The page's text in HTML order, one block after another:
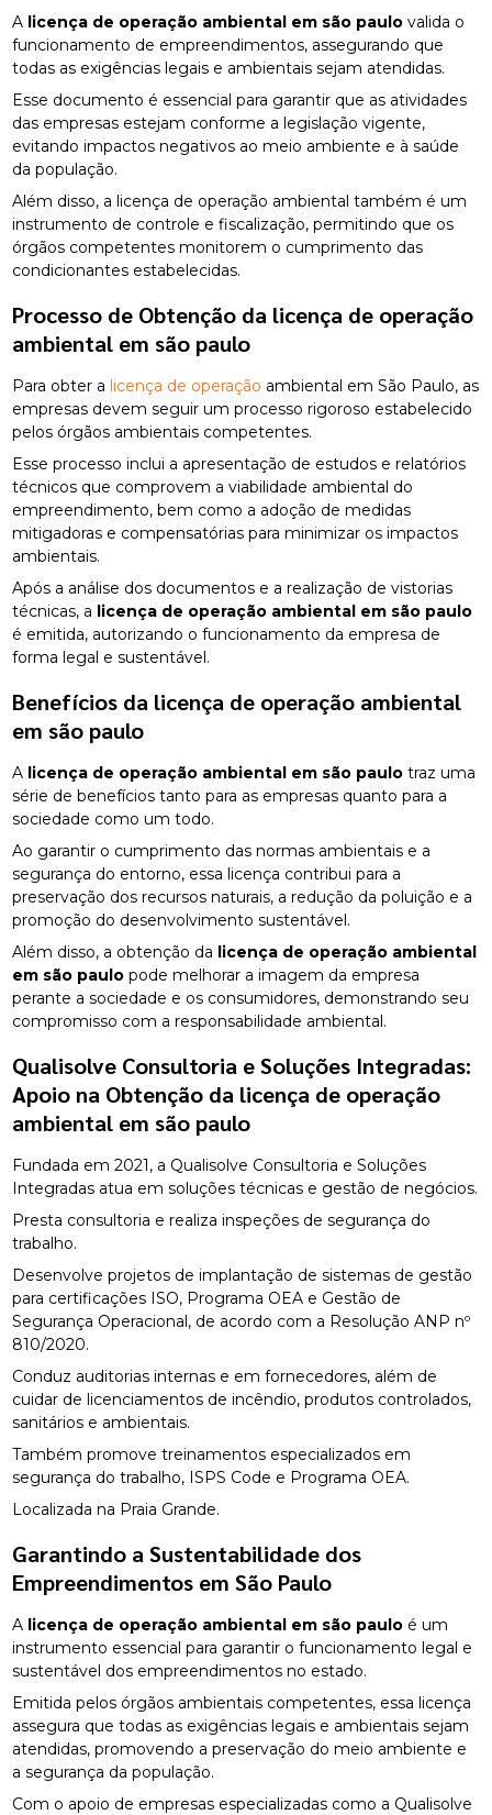
A licença de operação ambiental em são paulo valida o
funcionamento de empreendimentos, assegurando que
todas as exigências legais e ambientais sejam atendidas.
Esse documento é essencial para garantir que as atividades
das empresas estejam conforme a legislação vigente,
evitando impactos negativos ao meio ambiente e à saúde
da população.
Além disso, a licença de operação ambiental também é um
instrumento de controle e fiscalização, permitindo que os
órgãos competentes monitorem o cumprimento das
condicionantes estabelecidas.
Processo de Obtenção da licença de operação
ambiental em são paulo
Para obter a licença de operação ambiental em São Paulo, as
empresas devem seguir um processo rigoroso estabelecido
pelos órgãos ambientais competentes.
Esse processo inclui a apresentação de estudos e relatórios
técnicos que comprovem a viabilidade ambiental do
empreendimento, bem como a adoção de medidas
mitigadoras e compensatórias para minimizar os impactos
ambientais.
Após a análise dos documentos e a realização de vistorias
técnicas, a licença de operação ambiental em são paulo
é emitida, autorizando o funcionamento da empresa de
forma legal e sustentável.
Benefícios da licença de operação ambiental
em são paulo
A licença de operação ambiental em são paulo traz uma
série de benefícios tanto para as empresas quanto para a
sociedade como um todo.
Ao garantir o cumprimento das normas ambientais e a
segurança do entorno, essa licença contribui para a
preservação dos recursos naturais, a redução da poluição e a
promoção do desenvolvimento sustentável.
Além disso, a obtenção da licença de operação ambiental
em são paulo pode melhorar a imagem da empresa
perante a sociedade e os consumidores, demonstrando seu
compromisso com a responsabilidade ambiental.
Qualisolve Consultoria e Soluções Integradas:
Apoio na Obtenção da licença de operação
ambiental em são paulo
Fundada em 2021, a Qualisolve Consultoria e Soluções
Integradas atua em soluções técnicas e gestão de negócios.
Presta consultoria e realiza inspeções de segurança do
trabalho.
Desenvolve projetos de implantação de sistemas de gestão
para certificações ISO, Programa OEA e Gestão de
Segurança Operacional, de acordo com a Resolução ANP nº
810/2020.
Conduz auditorias internas e em fornecedores, além de
cuidar de licenciamentos de incêndio, produtos controlados,
sanitários e ambientais.
Também promove treinamentos especializados em
segurança do trabalho, ISPS Code e Programa OEA.
Localizada na Praia Grande.
Garantindo a Sustentabilidade dos
Empreendimentos em São Paulo
A licença de operação ambiental em são paulo é um
instrumento essencial para garantir o funcionamento legal e
sustentável dos empreendimentos no estado.
Emitida pelos órgãos ambientais competentes, essa licença
assegura que todas as exigências legais e ambientais sejam
atendidas, promovendo a preservação do meio ambiente e
a segurança da população.
Com o apoio de empresas especializadas como a Qualisolve